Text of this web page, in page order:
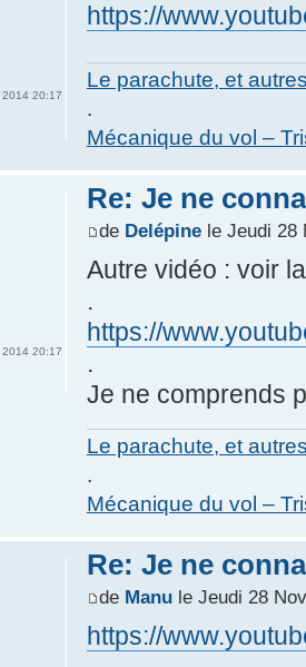
https://
Le parachute, et
.
Mécanique du vol –
2014 20:17
Re: Je ne
de Delépinele Jeudi 28
Autre vidéo : voir
.
https://
.
Je ne comprends
Le parachute, et
.
Mécanique du vol –
2014 20:17
Re: Je ne
de Manule Jeudi 28
https://